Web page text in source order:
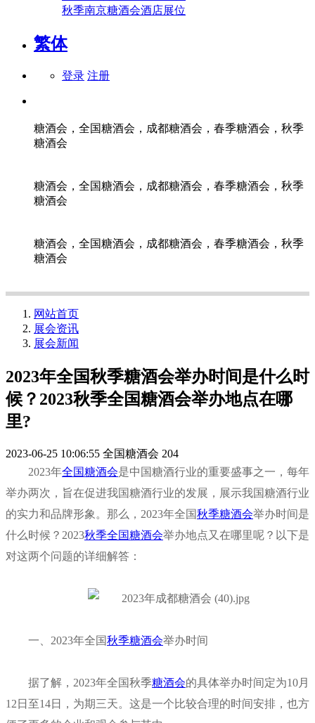
秋季南京糖酒会酒店展位
繁体
登录 注册
糖酒会，全国糖酒会，成都糖酒会，春季糖酒会，秋季
糖酒会
糖酒会，全国糖酒会，成都糖酒会，春季糖酒会，秋季
糖酒会
糖酒会，全国糖酒会，成都糖酒会，春季糖酒会，秋季
糖酒会
网站首页
展会资讯
展会新闻
2023年全国秋季糖酒会举办时间是什么时
候？2023秋季全国糖酒会举办地点在哪
里?
2023-06-25 10:06:55 全国糖酒会 204
2023年全国糖酒会是中国糖酒行业的重要盛事之一，每年
举办两次，旨在促进我国糖酒行业的发展，展示我国糖酒行业
的实力和品牌形象。那么，2023年全国秋季糖酒会举办时间是
什么时候？2023秋季全国糖酒会举办地点又在哪里呢？以下是
对这两个问题的详细解答：
一、2023年全国秋季糖酒会举办时间
据了解，2023年全国秋季糖酒会的具体举办时间定为10月
12日至14日，为期三天。这是一个比较合理的时间安排，也方